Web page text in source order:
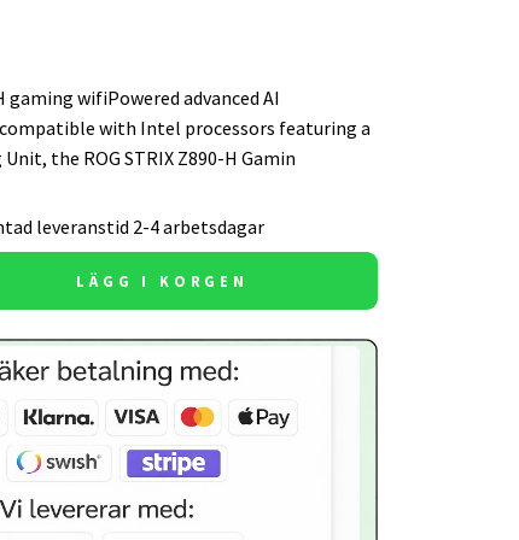
gaming wifiPowered advanced AI
with Intel processors featuring a
the ROG STRIX Z890-H Gamin
leveranstid 2-4 arbetsdagar
LÄGG I KORGEN